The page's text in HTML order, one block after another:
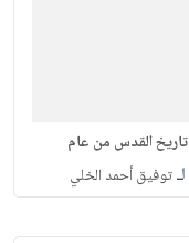
تاريخ القدس من عام
لـتوفيق أحمد الخلي